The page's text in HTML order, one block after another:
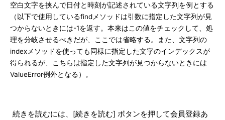
空白文字を挟んで日付と時刻が記述されている文字列を例とする
（以下で使用しているfindメソッドは引数に指定した文字列が見
つからないときには-1を返す。本来はこの値をチェックして、処
理を分岐させるべきだが、ここでは省略する。また、文字列の
indexメソッドを使っても同様に指定した文字のインデックスが
得られるが、こちらは指定した文字列が見つからないときには
ValueError例外となる）。
続きを読むには、[続きを読む] ボタンを押して会員登録あ